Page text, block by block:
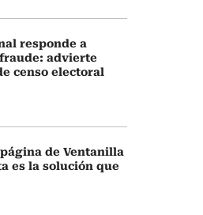
responde a
advierte
censo electoral
de Ventanilla
es la solución que